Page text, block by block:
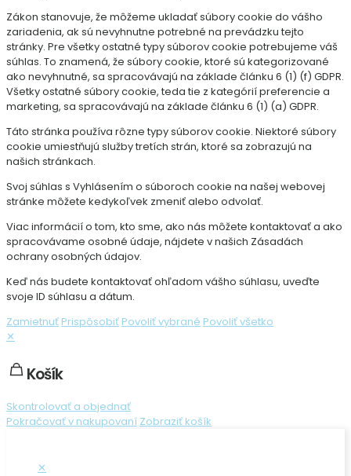
Zákon stanovuje, že môžeme ukladať súbory cookie do vášho
zariadenia, ak sú nevyhnutne potrebné na prevádzku tejto
stránky. Pre všetky ostatné typy súborov cookie potrebujeme váš
súhlas. To znamená, že súbory cookie, ktoré sú kategorizované
ako nevyhnutné, sa spracovávajú na základe článku 6 (1) (f) GDPR.
Všetky ostatné súbory cookie, teda tie z kategórií preferencie a
marketing, sa spracovávajú na základe článku 6 (1) (a) GDPR.
Táto stránka používa rôzne typy súborov cookie. Niektoré súbory
cookie umiestňujú služby tretích strán, ktoré sa zobrazujú na
našich stránkach.
Svoj súhlas s Vyhlásením o súboroch cookie na našej webovej
stránke môžete kedykoľvek zmeniť alebo odvolať.
Viac informácií o tom, kto sme, ako nás môžete kontaktovať a ako
spracovávame osobné údaje, nájdete v našich Zásadách
ochrany osobných údajov.
Keď nás budete kontaktovať ohľadom vášho súhlasu, uveďte
svoje ID súhlasu a dátum.
Zamietnuť Prispôsobiť Povoliť vybrané Povoliť všetko
✕
Košík
Skontrolovať a objednať
Pokračovať v nakupovaní Zobraziť košík
✕